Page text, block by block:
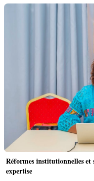
Réformes institutionnelles
expertise